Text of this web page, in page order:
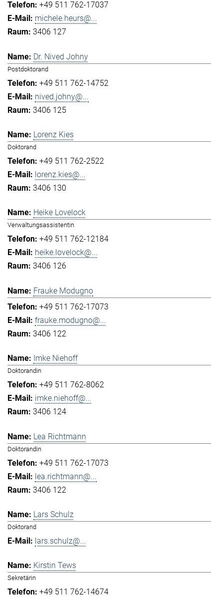
+49 511 762-17037
michele.heurs@...
3406 127
Dr. Nived Johny
Postdoktorand
+49 511 762-14752
nived.johny@...
3406 125
Lorenz Kies
Doktorand
+49 511 762-2522
lorenz.kies@...
3406 130
Heike Lovelock
Verwaltungsassistentin
+49 511 762-12184
heike.lovelock@...
3406 126
Frauke Modugno
+49 511 762-17073
frauke.modugno@...
3406 122
Imke Niehoff
Doktorandin
+49 511 762-8062
imke.niehoff@...
3406 124
Lea Richtmann
Doktorandin
+49 511 762-17073
lea.richtmann@...
3406 122
Lars Schulz
Doktorand
lars.schulz@...
Kirstin Tews
Sekretärin
+49 511 762-14674